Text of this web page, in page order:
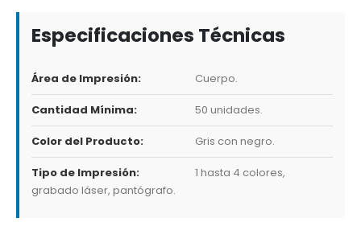
Especificaciones Técnicas
Área de Impresión: Cuerpo.
Cantidad Mínima: 50 unidades.
Color del Producto: Gris con negro.
Tipo de Impresión:
1 hasta 4 colores,
grabado láser, pantógrafo.